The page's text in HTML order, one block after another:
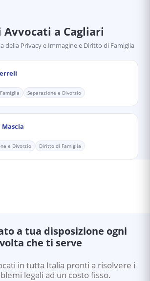
a Cagliari
della Privacy e Immagine e Diritto di Famiglia
Separazione e Divorzio
e Divorzio Diritto di Famiglia
a tua disposizione ogni
volta che ti serve
in tutta Italia pronti a risolvere i
legali ad un costo fisso.